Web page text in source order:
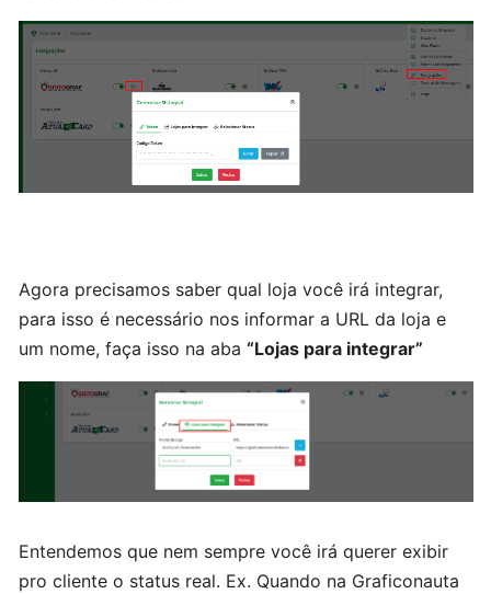
Cadastrando
Produto
Metro²
Cadastrando
outros
CADASTROS
Cadastrando
Serviço
Agora precisamos saber qual loja você irá integrar,
para isso é necessário nos informar a URL da loja e
um nome, faça isso na aba “Lojas para integrar”
Entendemos que nem sempre você irá querer exibir
pro cliente o status real. Ex. Quando na Graficonauta